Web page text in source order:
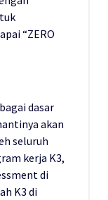
“ZERO
dasar
akan
seluruh
kerja K3,
di
K3 di